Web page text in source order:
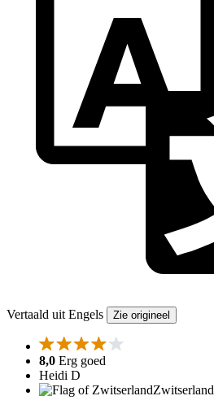
Vertaald uit Engels Zie origineel
8,0 Erg goed
Heidi D
Zwitserland